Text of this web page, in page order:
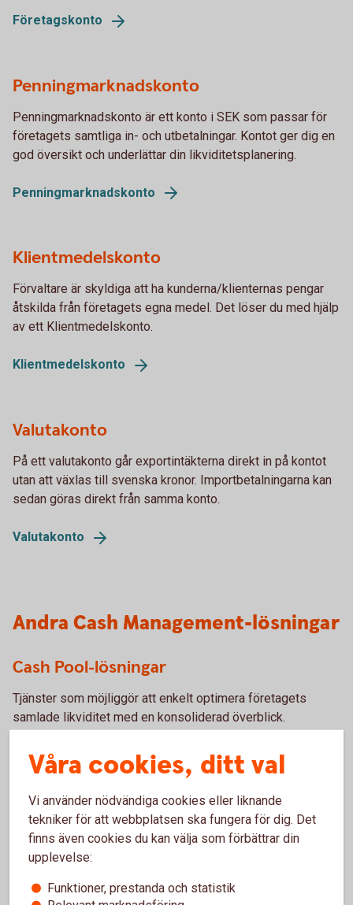
Företagskonto
Penningmarknadskonto
Penningmarknadskonto är ett konto i SEK som passar för
företagets samtliga in- och utbetalningar. Kontot ger dig en
god översikt och underlättar din likviditetsplanering.
Penningmarknadskonto
Klientmedelskonto
Förvaltare är skyldiga att ha kunderna/klienternas pengar
åtskilda från företagets egna medel. Det löser du med hjälp
av ett Klientmedelskonto.
Klientmedelskonto
Valutakonto
På ett valutakonto går exportintäkterna direkt in på kontot
utan att växlas till svenska kronor. Importbetalningarna kan
sedan göras direkt från samma konto.
Valutakonto
Andra Cash Management-lösningar
Cash Pool-lösningar
Tjänster som möjliggör att enkelt optimera företagets
samlade likviditet med en konsoliderad överblick.
Koncernkonto
Cash PoolSolution
Bankgironummer
för att betala dina fakturor. Du kan enkelt byta konto men
Våra cookies, ditt val
Vi använder nödvändiga cookies eller liknande
tekniker för att webbplatsen ska fungera för dig. Det
finns även cookies du kan välja som förbättrar din
upplevelse:
Funktioner, prestanda och statistik